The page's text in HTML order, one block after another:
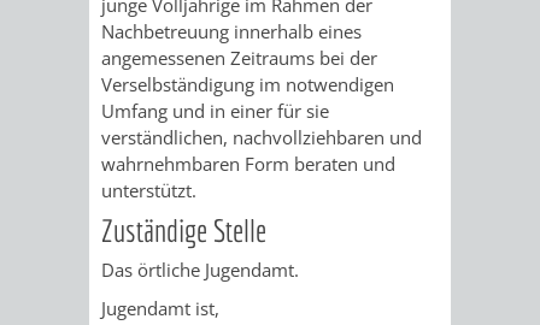
OFFENEN
DENKMALS
ABWASSERBESEITIGUNG
ERSCHLIESSUNGSBEITRAG
ANTRAGSVERFAHREN
VERMIETE
DOCH
AMT
FÜR
Nachbetreuung innerhalb eines
angemessenen Zeitraums bei der
Verselbständigung im notwendigen
Umfang und in einer für sie
verständlichen, nachvollziehbaren und
wahrnehmbaren Form beraten und
unterstützt.
Zuständige Stelle
Das örtliche Jugendamt.
Jugendamt ist,